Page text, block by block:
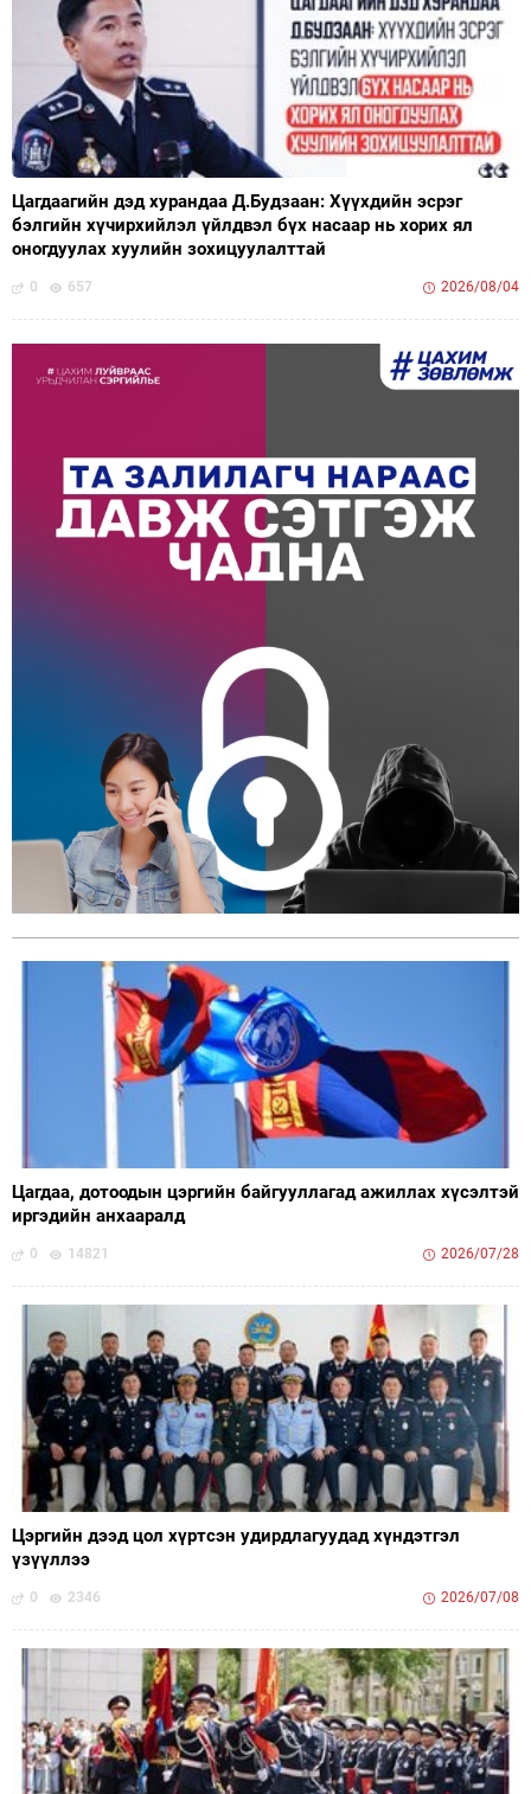
Цагдаагийн дэд хурандаа Д.Будзаан: Хүүхдийн эсрэг
бэлгийн хүчирхийлэл үйлдвэл бүх насаар нь хорих ял
оногдуулах хуулийн зохицуулалттай
0 657 2026/08/04
Цагдаа, дотоодын цэргийн байгууллагад ажиллах хүсэлтэй
иргэдийн анхааралд
0 14821 2026/07/28
Цэргийн дээд цол хүртсэн удирдлагуудад хүндэтгэл
үзүүллээ
0 2346 2026/07/08